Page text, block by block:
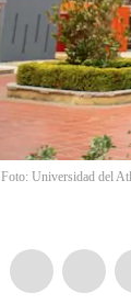
Foto: Universidad del